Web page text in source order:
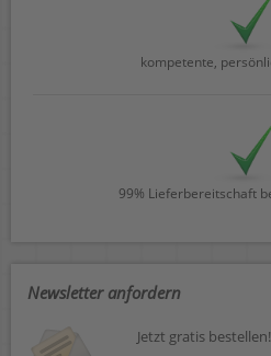
kompetente,
99% Lieferbereitschaft
Newsletter anfordern
Jetzt gratis bestellen!